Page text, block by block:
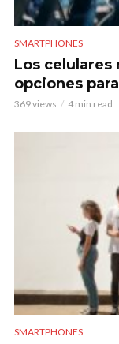
SMARTPHONES
Los celulares
opciones
369 views 4 min read
SMARTPHONES